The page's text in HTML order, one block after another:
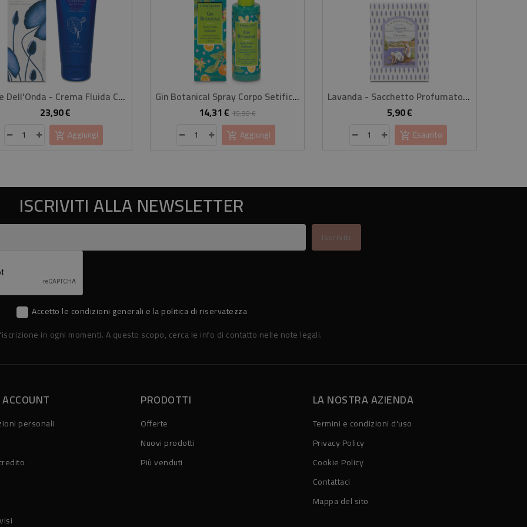
Fiore Dell'Onda - Crema Fluida Corpo
23,90 €Prezzo
Aggiungi
Gin Botanical Spray Corpo Setificante 100 Ml
14,31 €Prezzo
base
15,90 €Prezzo
Aggiungi
Lavanda - Sacchetto Profumato Per Cassetti
5,90 €
Esaurito
ISCRIVITI ALLA NEWSLETTER
Accetto le condizioni generali e la politica di riservatezza
in ogni momenti. A questo scopo, cerca le info di contatto nelle note legali.
personali
PRODOTTI
Offerte
Nuovi prodotti
Più venduti
LA NOSTRA AZIENDA
Termini e condizioni d'uso
Privacy Policy
Cookie Policy
Contattaci
Mappa del sito